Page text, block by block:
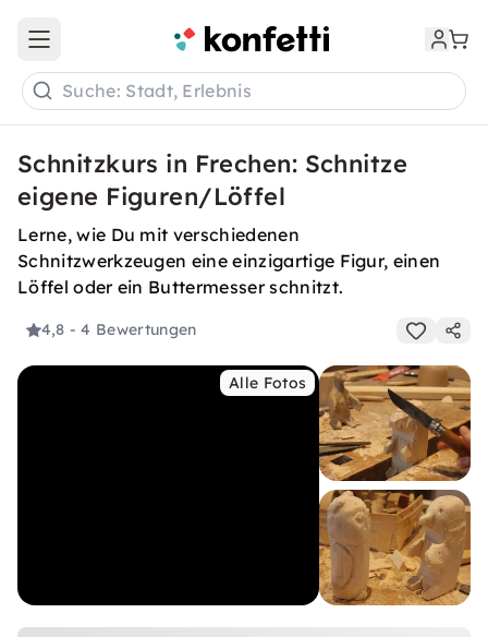
Open main menu
Suche: Stadt, Erlebnis
Schnitzkurs in Frechen: Schnitze
eigene Figuren/Löffel
Lerne, wie Du mit verschiedenen
Schnitzwerkzeugen eine einzigartige Figur, einen
Löffel oder ein Buttermesser schnitzt.
4,8 - 4 Bewertungen
Alle Fotos